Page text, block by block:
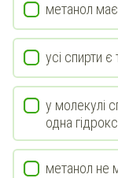
метанол
усі спирти
у молекулі
одна
метанол не